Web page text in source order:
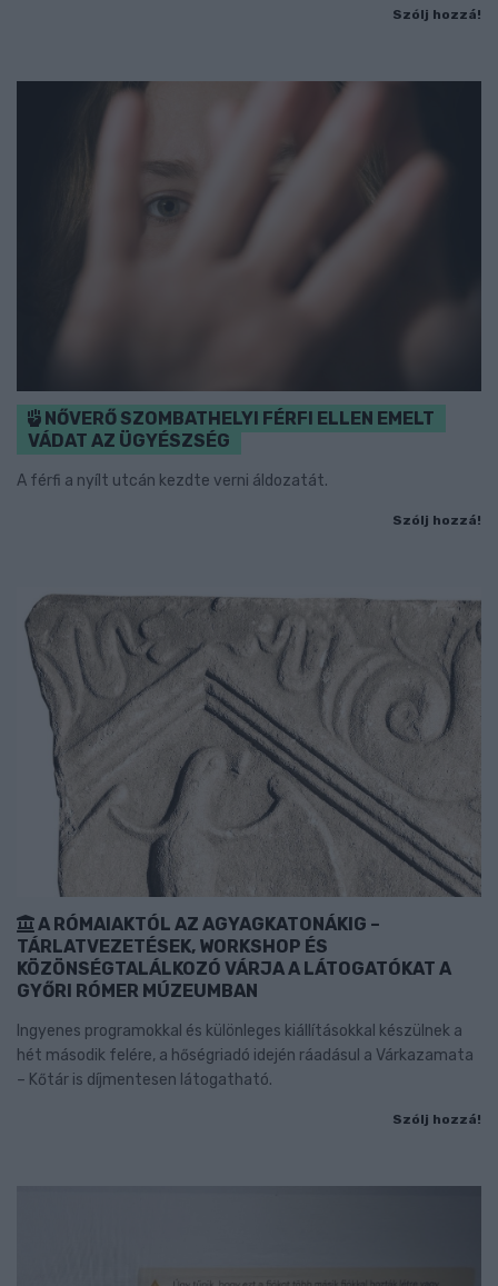
Szólj hozzá!
NŐVERŐ SZOMBATHELYI FÉRFI ELLEN EMELT
VÁDAT AZ ÜGYÉSZSÉG
A férfi a nyílt utcán kezdte verni áldozatát.
Szólj hozzá!
A RÓMAIAKTÓL AZ AGYAGKATONÁKIG –
TÁRLATVEZETÉSEK, WORKSHOP ÉS
KÖZÖNSÉGTALÁLKOZÓ VÁRJA A LÁTOGATÓKAT A
GYŐRI RÓMER MÚZEUMBAN
Ingyenes programokkal és különleges kiállításokkal készülnek a
hét második felére, a hőségriadó idején ráadásul a Várkazamata
– Kőtár is díjmentesen látogatható.
Szólj hozzá!